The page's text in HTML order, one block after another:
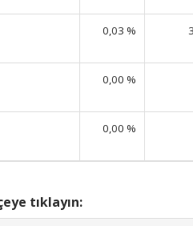
0,03 %
0,00 %
0,00 %
tıklayın: